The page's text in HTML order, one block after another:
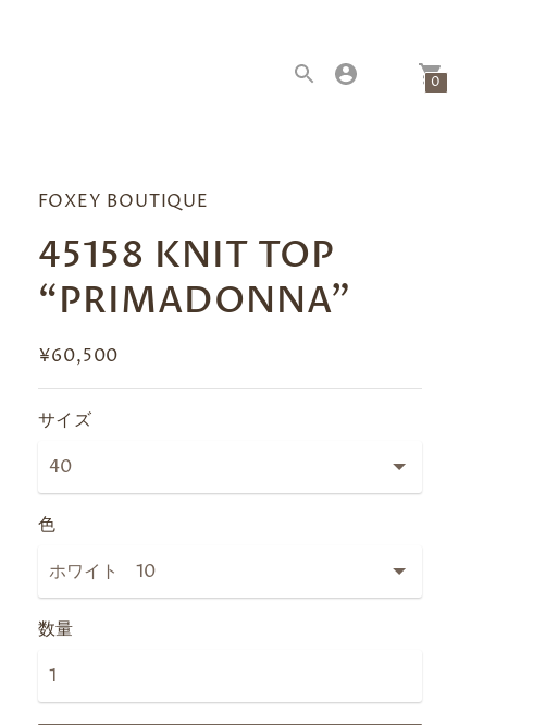
0
FOXEY BOUTIQUE
45158 KNIT TOP
“PRIMADONNA”
¥60,500
サイズ
色
数量